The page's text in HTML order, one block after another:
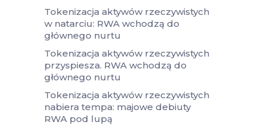
Tokenizacja aktywów rzeczywistych
w natarciu: RWA wchodzą do
głównego nurtu
Tokenizacja aktywów rzeczywistych
przyspiesza. RWA wchodzą do
głównego nurtu
Tokenizacja aktywów rzeczywistych
nabiera tempa: majowe debiuty
RWA pod lupą